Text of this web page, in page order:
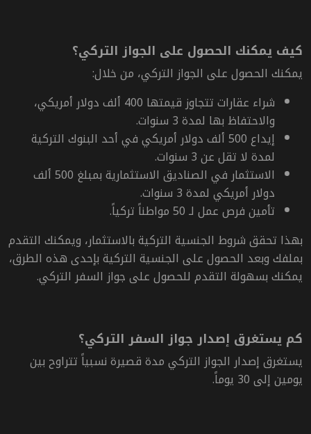
كيف يمكنك الحصول على الجواز التركي؟
يمكنك الحصول على الجواز التركي، من خلال:
شراء عقارات تتجاوز قيمتها 400 ألف دولار أمريكي،
والاحتفاظ بها لمدة 3 سنوات.
إيداع 500 ألف دولار أمريكي في أحد البنوك التركية
لمدة لا تقل عن 3 سنوات.
الاستثمار في الصناديق الاستثمارية بمبلغ 500 ألف
دولار أمريكي لمدة 3 سنوات.
تأمين فرص عمل لـ 50 مواطناً تركياً.
بهذا تحقق شروط الجنسية التركية بالاستثمار، ويمكنك التقدم
بملفك وبعد الحصول على الجنسية التركية بإحدى هذه الطرق،
يمكنك بسهولة التقدم للحصول على جواز السفر التركي.
كم يستغرق إصدار جواز السفر التركي؟
يستغرق إصدار الجواز التركي مدة قصيرة نسبياً تتراوح بين
يومين إلى 30 يوماً.